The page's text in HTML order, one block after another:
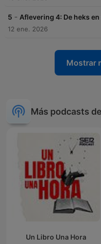
5 - Aflevering 4: De heks
12 ene. 2026
Mostrar
Más podcasts
Un Libro Una Hora